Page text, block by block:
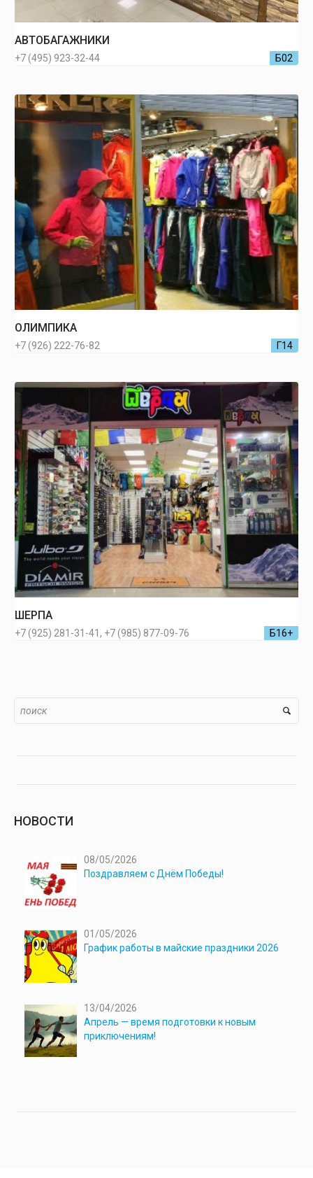
АВТОБАГАЖНИКИ
Б02
+7 (495) 923-32-44
ОЛИМПИКА
Г14
+7 (926) 222-76-82
ШЕРПА
Б16+
+7 (925) 281-31-41, +7 (985) 877-09-76
НОВОСТИ
08/05/2026
Поздравляем с Днём Победы!
01/05/2026
График работы в майские праздники 2026
13/04/2026
Апрель — время подготовки к новым
приключениям!